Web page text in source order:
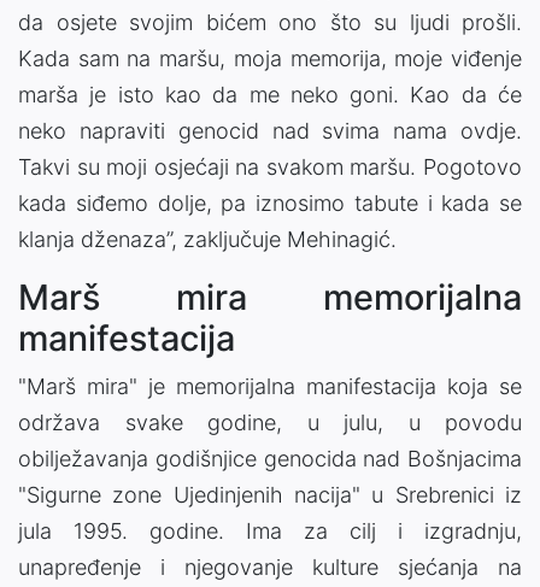
da osjete svojim bićem ono što su ljudi prošli.
Kada sam na maršu, moja memorija, moje viđenje
marša je isto kao da me neko goni. Kao da će
neko napraviti genocid nad svima nama ovdje.
Takvi su moji osjećaji na svakom maršu. Pogotovo
kada siđemo dolje, pa iznosimo tabute i kada se
klanja dženaza”, zaključuje Mehinagić.
Marš mira memorijalna
manifestacija
"Marš mira" je memorijalna manifestacija koja se
održava svake godine, u julu, u povodu
obilježavanja godišnjice genocida nad Bošnjacima
"Sigurne zone Ujedinjenih nacija" u Srebrenici iz
jula 1995. godine. Ima za cilj i izgradnju,
unapređenje i njegovanje kulture sjećanja na